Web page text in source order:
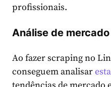
profissionais.
Análise de
Ao fazer scraping no
conseguem analisar